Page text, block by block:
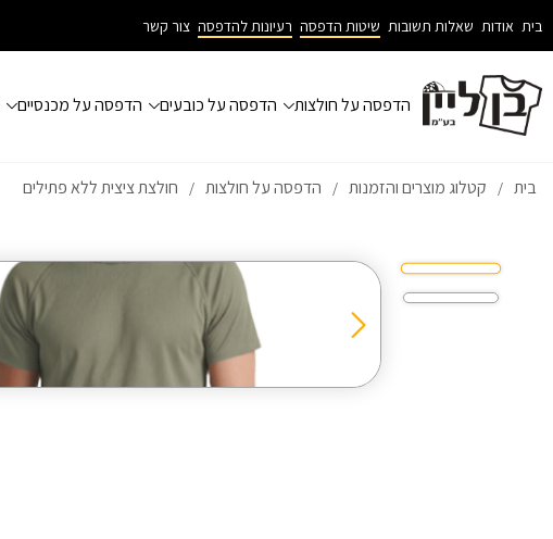
בית אודות שאלות תשובות שיטות הדפסה רעיונות להדפסה צור קשר
הדפסה על חולצות הדפסה על כובעים הדפסה על מכנסיים
בית / קטלוג מוצרים והזמנות / הדפסה על חולצות / חולצת ציצית ללא פתילים